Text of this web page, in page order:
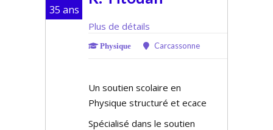
35 ans
Plus de détails
Physique Carcassonne
Un soutien scolaire en
Physique structuré et efficace
Spécialisé dans le soutien